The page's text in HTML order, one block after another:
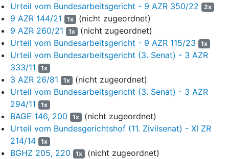
c)
bei Ablehnung des Angebots, beim
Ausbildenden im Anschluss an das
erfolgreich bestandene
ausbildungsintegrierte duale Studium
entsprechend der mit dem Studienteil
Beschäftigungsverhältnis zu begründen,
(5)
Auf die Rückzahlungspflicht kann ganz oder
teilweise verzichtet werden, soweit sie eine
Urteil vom Bundesarbeitsgericht - 9 AZR 350/22
2x
9 AZR 144/21 1x (nicht zugeordnet)
9 AZR 260/21
1x (nicht zugeordnet)
Urteil vom Bundesarbeitsgericht - 9 AZR 115/23
1x
Urteil vom Bundesarbeitsgericht (3. Senat) - 3 AZR
333/11
1x
3 AZR 26/81 1x (nicht zugeordnet)
Urteil vom Bundesarbeitsgericht (3. Senat) - 3 AZR
294/11
1x
BAGE 146, 200 1x (nicht zugeordnet)
Urteil vom Bundesgerichtshof (11. Zivilsenat) - XI ZR
214/14
1x
BGHZ 205, 220 1x (nicht zugeordnet)